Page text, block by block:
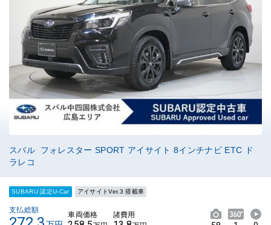
スバル フォレスター SPORT アイサイト 8インチナビ ETC ド
ラレコ
SUBARU 認定U-Car アイサイトVer.3 搭載車
支払総額
車両価格 諸費用